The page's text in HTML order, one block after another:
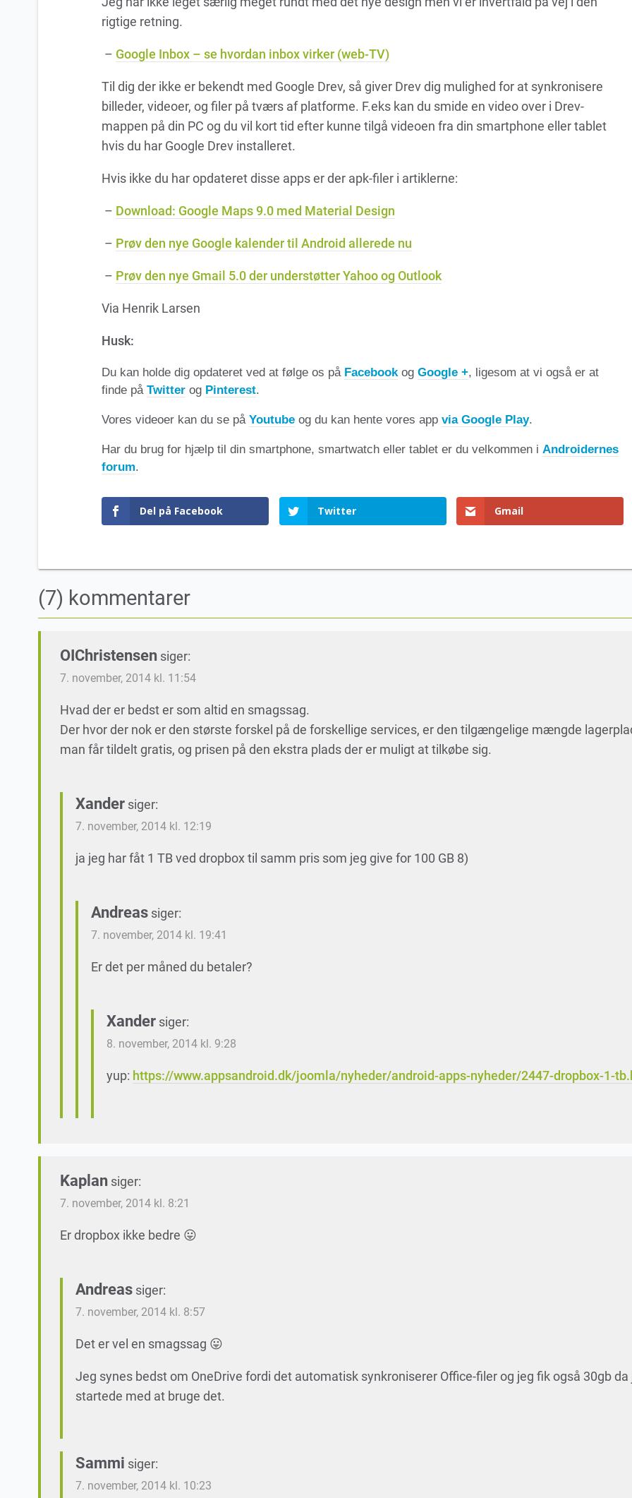
rigtige retning.
– Google Inbox – se hvordan inbox virker (web-TV)
Til dig der ikke er bekendt med Google Drev, så giver Drev dig mulighed for at synkronisere
billeder, videoer, og filer på tværs af platforme. F.eks kan du smide en video over i Drev-
mappen på din PC og du vil kort tid efter kunne tilgå videoen fra din smartphone eller tablet
hvis du har Google Drev installeret.
Hvis ikke du har opdateret disse apps er der apk-filer i artiklerne:
– Download: Google Maps 9.0 med Material Design
– Prøv den nye Google kalender til Android allerede nu
– Prøv den nye Gmail 5.0 der understøtter Yahoo og Outlook
Via Henrik Larsen
Husk:
Du kan holde dig opdateret ved at følge os på Facebookog Google +, ligesom at vi også er at
finde på Twitterog Pinterest.
Vores videoer kan du se på Youtubeog du kan hente vores app via Google Play.
Har du brug for hjælp til din smartphone, smartwatch eller tablet er du velkommen i Androidernes
forum.
Del på Facebook Twitter Gmail
(7) kommentarer
OIChristensen siger:
7. november, 2014 kl. 11:54
Hvad der er bedst er som altid en smagssag.
Der hvor der nok er den største forskel på de forskellige services, er den tilgængelige mængde
man får tildelt gratis, og prisen på den ekstra plads der er muligt at tilkøbe sig.
Xander siger:
7. november, 2014 kl. 12:19
ja jeg har fåt 1 TB ved dropbox til samm pris som jeg give for 100 GB 8)
Andreas siger:
7. november, 2014 kl. 19:41
Er det per måned du betaler?
Xander siger:
8. november, 2014 kl. 9:28
yup: https://www.appsandroid.dk/joomla/nyheder/android-apps-nyheder/2447-dropbox-1-
Kaplan siger:
7. november, 2014 kl. 8:21
Er dropbox ikke bedre 😛
Andreas siger:
7. november, 2014 kl. 8:57
Det er vel en smagssag 😛
Jeg synes bedst om OneDrive fordi det automatisk synkroniserer Office-filer og jeg fik også 30gb da
startede med at bruge det.
Sammi siger:
7. november, 2014 kl. 10:23